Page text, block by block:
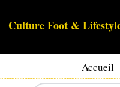
Culture Foot &
Accueil